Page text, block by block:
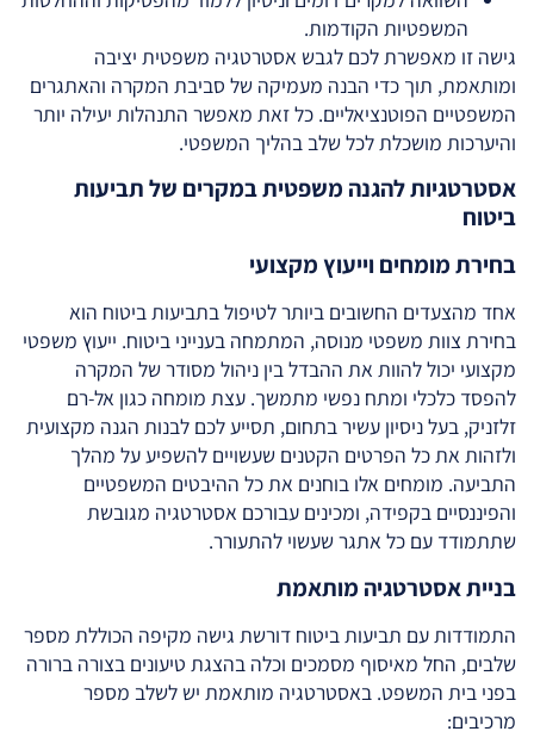
המשפטיות הקודמות.
גישה זו מאפשרת לכם לגבש אסטרטגיה משפטית יציבה
ומותאמת, תוך כדי הבנה מעמיקה של סביבת המקרה והאתגרים
המשפטיים הפוטנציאליים. כל זאת מאפשר התנהלות יעילה יותר
והיערכות מושכלת לכל שלב בהליך המשפטי.
אסטרטגיות להגנה משפטית במקרים של תביעות
ביטוח
בחירת מומחים וייעוץ מקצועי
אחד מהצעדים החשובים ביותר לטיפול בתביעות ביטוח הוא
בחירת צוות משפטי מנוסה, המתמחה בענייני ביטוח. ייעוץ משפטי
מקצועי יכול להוות את ההבדל בין ניהול מסודר של המקרה
להפסד כלכלי ומתח נפשי מתמשך. עצת מומחה כגון אל-רם
זלזניק, בעל ניסיון עשיר בתחום, תסייע לכם לבנות הגנה מקצועית
ולזהות את כל הפרטים הקטנים שעשויים להשפיע על מהלך
התביעה. מומחים אלו בוחנים את כל ההיבטים המשפטיים
והפיננסיים בקפידה, ומכינים עבורכם אסטרטגיה מגובשת
שתתמודד עם כל אתגר שעשוי להתעורר.
בניית אסטרטגיה מותאמת
התמודדות עם תביעות ביטוח דורשת גישה מקיפה הכוללת מספר
שלבים, החל מאיסוף מסמכים וכלה בהצגת טיעונים בצורה ברורה
בפני בית המשפט. באסטרטגיה מותאמת יש לשלב מספר
מרכיבים: